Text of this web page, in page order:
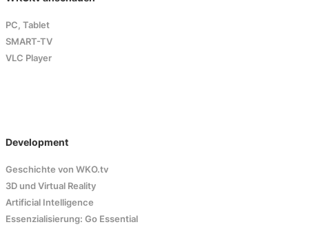
PC, Tablet
SMART-TV
VLC Player
Development
Geschichte von WKO.tv
3D und Virtual Reality
Artificial Intelligence
Essenzialisierung: Go Essential